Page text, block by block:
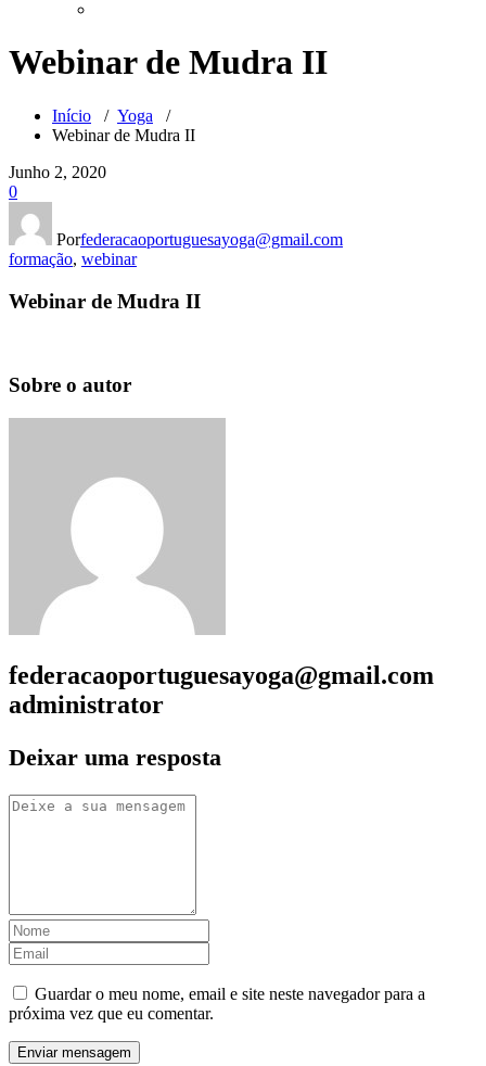
Webinar de Mudra II
Início / Yoga /
Webinar de Mudra II
Junho 2, 2020
0
Porfederacaoportuguesayoga@gmail.com
formação, webinar
Webinar de Mudra II
Sobre o autor
federacaoportuguesayoga@gmail.com
administrator
Deixar uma resposta
Guardar o meu nome, email e site neste navegador para a
próxima vez que eu comentar.